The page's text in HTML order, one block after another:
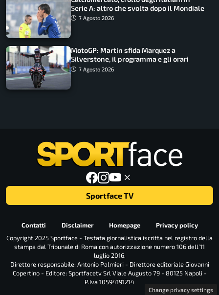
Serie A: altro che svolta dopo il Mondiale
7 Agosto 2026
MotoGP: Martin sfida Marquez a
Silverstone, il programma e gli orari
7 Agosto 2026
Sportface TV
Contatti Disclaimer Homepage
Privacy policy
Copyright 2025 Sportface - Testata giornalistica iscritta nel registro della
stampa dal Tribunale di Roma con autorizzazione numero 106 dell’11
luglio 2016.
Direttore responsabile: Antonio Palmieri - Direttore editoriale Giovanni
Copertino - Editore: Sportfacetv Srl Viale Augusto 79 - 80125 Napoli -
P.Iva 10594191214
Change privacy settings